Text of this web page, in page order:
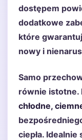
dostępem
dodatkowe
które
nowy i
Samo
równie istotne.
chłodne,
ciepła.